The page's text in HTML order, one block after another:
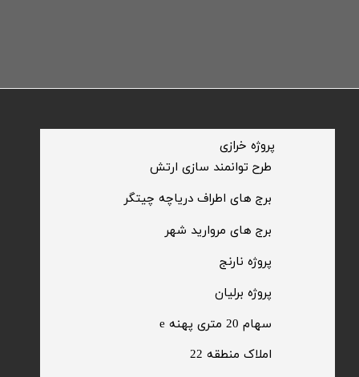
​طرح توانمند سازی ارتش
سهام 20 متری پهنه e​​​​​​​
​املاک منطقه 22
​پروژه خرازی
پروژه برلیان
​پروژه نارنج
​برج های اطراف دریاچه چیتگر
​برج های مروارید شهر